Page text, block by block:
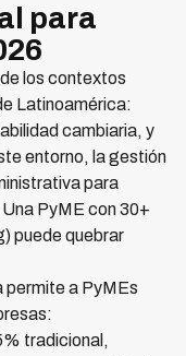
para
los contextos
Latinoamérica:
cambiaria, y
entorno, la gestión
para
PyME con 30+
puede quebrar
permite a PyMEs
tradicional,